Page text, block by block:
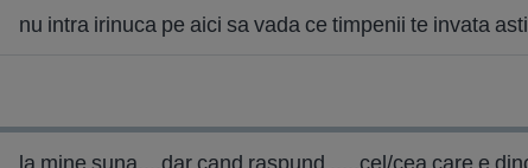
nu intra irinuca pe aici sa vada ce timpenii te invata